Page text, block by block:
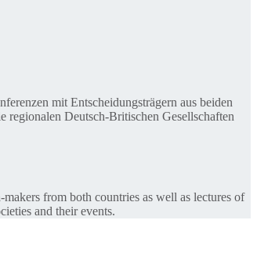
mit Entscheidungsträgern aus beiden
regionalen Deutsch-Britischen Gesellschaften
from both countries as well as lectures of
and their events.